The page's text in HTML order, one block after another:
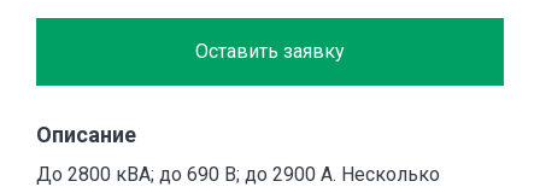
Оставить заявку
Описание
До 2800 кВА; до 690 В; до 2900 A. Несколько